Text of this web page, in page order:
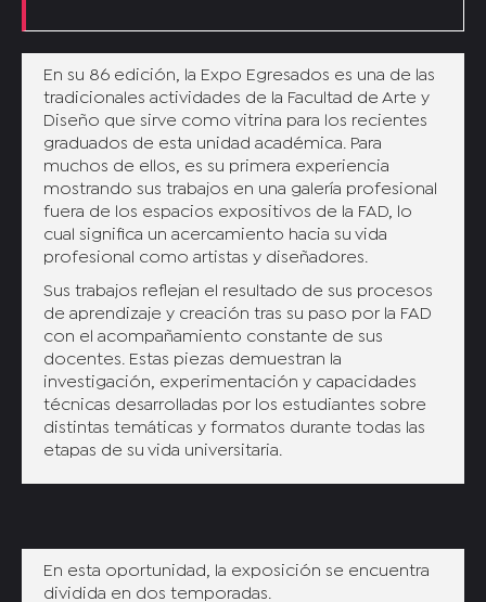
En su 86 edición, la Expo Egresados es una de las
tradicionales actividades de la Facultad de Arte y
Diseño que sirve como vitrina para los recientes
graduados de esta unidad académica. Para
muchos de ellos, es su primera experiencia
mostrando sus trabajos en una galería profesional
fuera de los espacios expositivos de la FAD, lo
cual significa un acercamiento hacia su vida
profesional como artistas y diseñadores.
Sus trabajos reflejan el resultado de sus procesos
de aprendizaje y creación tras su paso por la FAD
con el acompañamiento constante de sus
docentes. Estas piezas demuestran la
investigación, experimentación y capacidades
técnicas desarrolladas por los estudiantes sobre
distintas temáticas y formatos durante todas las
etapas de su vida universitaria.
En esta oportunidad, la exposición se encuentra
dividida en dos temporadas.